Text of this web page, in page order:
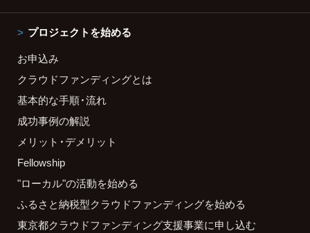
プロジェクトを始める
お申込み
クラウドファンディングとは
基本的な手順・流れ
成功事例の解説
メリット・デメリット
Fellowship
"ローカル"の活動を始める
ふるさと納税型クラウドファンディングを始める
東京都クラウドファンディング支援事業に申し込む